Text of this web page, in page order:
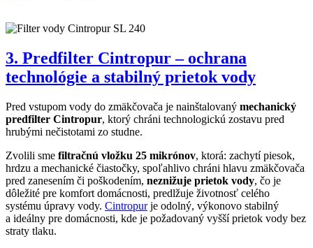
3. Predfilter Cintropur – ochrana
technológie a stabilný prietok vody
Pred vstupom vody do zmäkčovača je nainštalovaný mechanický
predfilter Cintropur, ktorý chráni technologickú zostavu pred
hrubými nečistotami zo studne.
Zvolili sme filtračnú vložku 25 mikrónov, ktorá: zachytí piesok,
hrdzu a mechanické čiastočky, spoľahlivo chráni hlavu zmäkčovača
pred zanesením či poškodením, neznižuje prietok vody, čo je
dôležité pre komfort domácnosti, predlžuje životnosť celého
systému úpravy vody. Cintropurje odolný, výkonovo stabilný
a ideálny pre domácnosti, kde je požadovaný vyšší prietok vody bez
straty tlaku.